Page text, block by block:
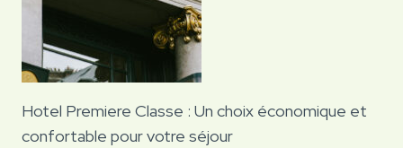
Hotel Premiere Classe : Un choix économique et
confortable pour votre séjour